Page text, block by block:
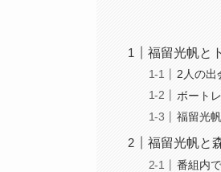
福留光帆と
2人の出
ボート
福留光
福留光帆と
番組内